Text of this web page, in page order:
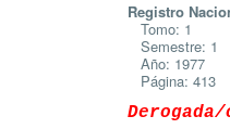
Registro
Tomo: 1
Semestre: 1
Año: 1977
Página: 413